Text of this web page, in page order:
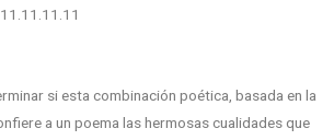
si esta combinación poética, basada en la
a un poema las hermosas cualidades que